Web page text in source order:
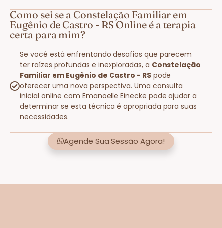
Como sei se a Constelação Familiar em
Eugênio de Castro - RS Online é a terapia
certa para mim?
Se você está enfrentando desafios que parecem
ter raízes profundas e inexploradas, a Constelação
Familiar em Eugênio de Castro - RS pode
oferecer uma nova perspectiva. Uma consulta
inicial online com Emanoelle Einecke pode ajudar a
determinar se esta técnica é apropriada para suas
necessidades.
Agende Sua Sessão Agora!